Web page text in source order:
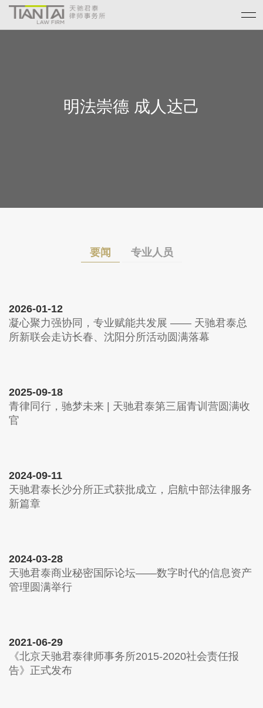
明法崇德 成人达己
要闻
2026-01-12
凝心聚力强协同，专业赋能共发展 —— 天驰君泰总
所新联会走访长春、沈阳分所活动圆满落幕
2025-09-18
青律同行，驰梦未来 | 天驰君泰第三届青训营圆满收
官
2024-09-11
天驰君泰长沙分所正式获批成立，启航中部法律服务
新篇章
2024-03-28
天驰君泰商业秘密国际论坛——数字时代的信息资产
管理圆满举行
2021-06-29
《北京天驰君泰律师事务所2015-2020社会责任报
告》正式发布
专业人员